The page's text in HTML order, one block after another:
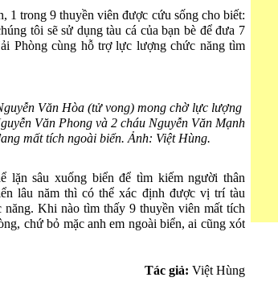
1 trong 9 thuyền viên được cứu sống cho biết:
tôi sẽ sử dụng tàu cá của bạn bè để đưa 7
Phòng cùng hỗ trợ lực lượng chức năng tìm
Văn Hòa (tử vong) mong chờ lực lượng
Văn Phong và 2 cháu Nguyễn Văn Mạnh
mất tích ngoài biển. Ảnh: Việt Hùng.
lặn sâu xuống biển để tìm kiếm người thân
lâu năm thì có thể xác định được vị trí tàu
Khi nào tìm thấy 9 thuyền viên mất tích
chứ bỏ mặc anh em ngoài biển, ai cũng xót
Tác giả: Việt Hùng